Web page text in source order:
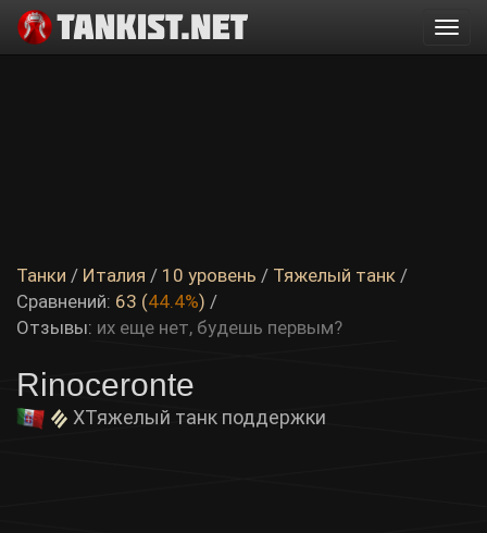
Танки / Италия / 10 уровень / Тяжелый танк /
Сравнений: 63 (44.4%) /
Отзывы: их еще нет, будешь первым?
Rinoceronte
XТяжелый танк поддержки